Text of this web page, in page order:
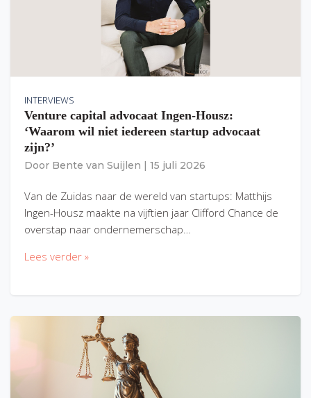
INTERVIEWS
Venture capital advocaat Ingen-Housz:
‘Waarom wil niet iedereen startup advocaat
zijn?’
Door Bente van Suijlen 15 juli 2026
Van de Zuidas naar de wereld van startups: Matthijs
Ingen-Housz maakte na vijftien jaar Clifford Chance de
overstap naar ondernemerschap…
Lees verder »